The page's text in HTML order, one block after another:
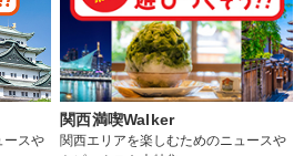
ースや
関西満喫Walker
関西エリアを楽しむためのニュースや